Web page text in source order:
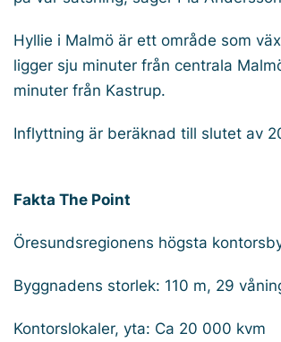
Hyllie i Malmö är ett område som
ligger sju minuter från centrala
minuter från Kastrup.
Inflyttning är beräknad till slutet av
Fakta The Point
Öresundsregionens högsta
Byggnadens storlek: 110 m, 29
Kontorslokaler, yta: Ca 20 000 kvm